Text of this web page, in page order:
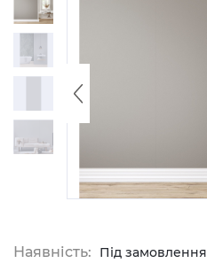
Наявність: Під замовлення